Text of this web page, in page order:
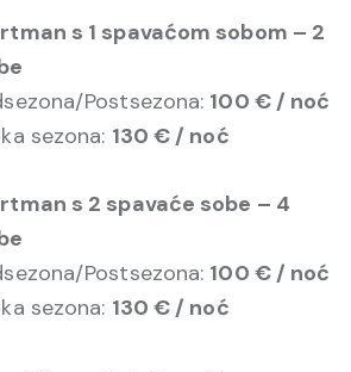
s 1 spavaćom sobom – 2
Postsezona: 100 € / noć
sezona: 130 € / noć
s 2 spavaće sobe – 4
Postsezona: 100 € / noć
sezona: 130 € / noć